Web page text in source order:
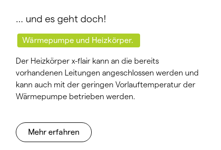
… und es geht doch!
Wärmepumpe und Heizkörper.
Der Heizkörper x-flair kann an die bereits
vorhandenen Leitungen angeschlossen werden und
kann auch mit der geringen Vorlauftemperatur der
Wärmepumpe betrieben werden.
Mehr erfahren